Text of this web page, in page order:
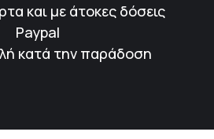
και με άτοκες δόσεις
Paypal
κατά την παράδοση